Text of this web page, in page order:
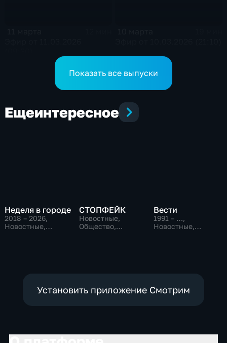
Показать все выпуски
Ещеинтересное
Неделя в городе
2018 – 2026,
Новостные,
СТОПФЕЙК
Новостные,
Общество,
Вести
1991 – …,
Новостные,
Установить приложение Смотрим